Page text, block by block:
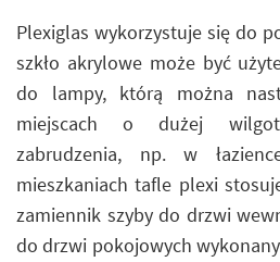
Plexiglas wykorzystuje się do
szkło akrylowe może być
do lampy, którą można
miejscach o dużej
zabrudzenia, np. w
mieszkaniach tafle plexi
zamiennik szyby do drzwi
do drzwi pokojowych